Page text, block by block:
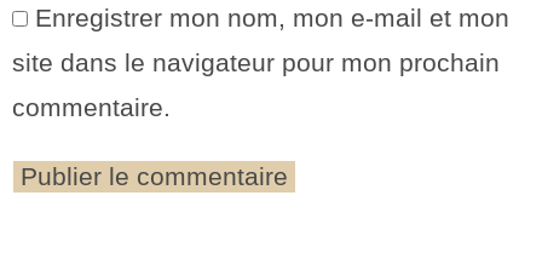
Enregistrer mon nom, mon e-mail et mon
site dans le navigateur pour mon prochain
commentaire.